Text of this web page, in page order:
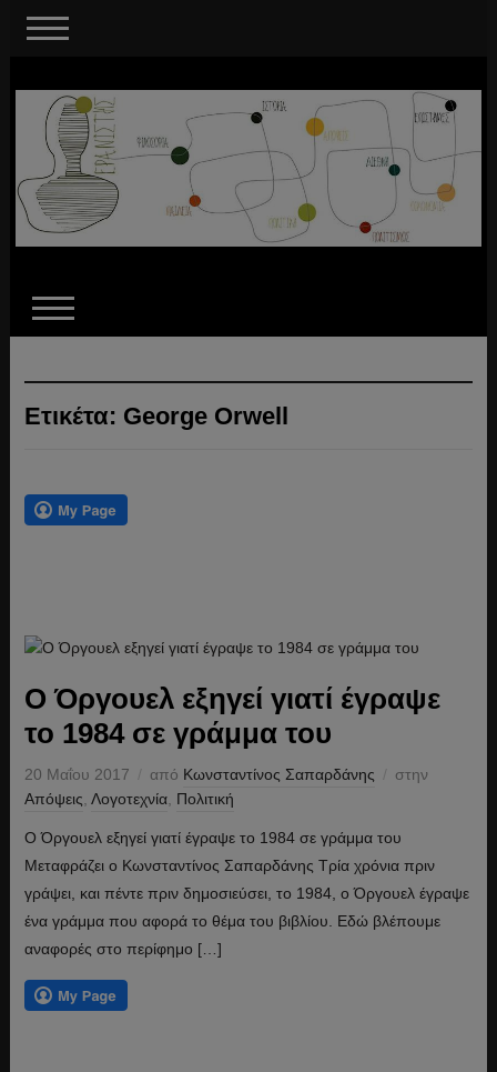
Ετικέτα: George Orwell
Ο Όργουελ εξηγεί γιατί έγραψε
το 1984 σε γράμμα του
20 Μαΐου 2017 από Κωνσταντίνος Σαπαρδάνης
στην
Απόψεις Λογοτεχνία, Πολιτική
Ο Όργουελ εξηγεί γιατί έγραψε το 1984 σε γράμμα του
Μεταφράζει ο Κωνσταντίνος Σαπαρδάνης Τρία χρόνια πριν
γράψει, και πέντε πριν δημοσιεύσει, το 1984, ο Όργουελ έγραψε
ένα γράμμα που αφορά το θέμα του βιβλίου. Εδώ βλέπουμε
αναφορές στο περίφημο […]